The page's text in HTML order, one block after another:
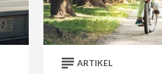
ARTIKEL